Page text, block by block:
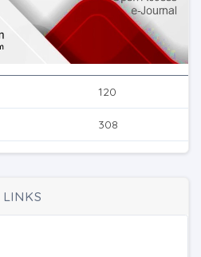
120
308
LINKS